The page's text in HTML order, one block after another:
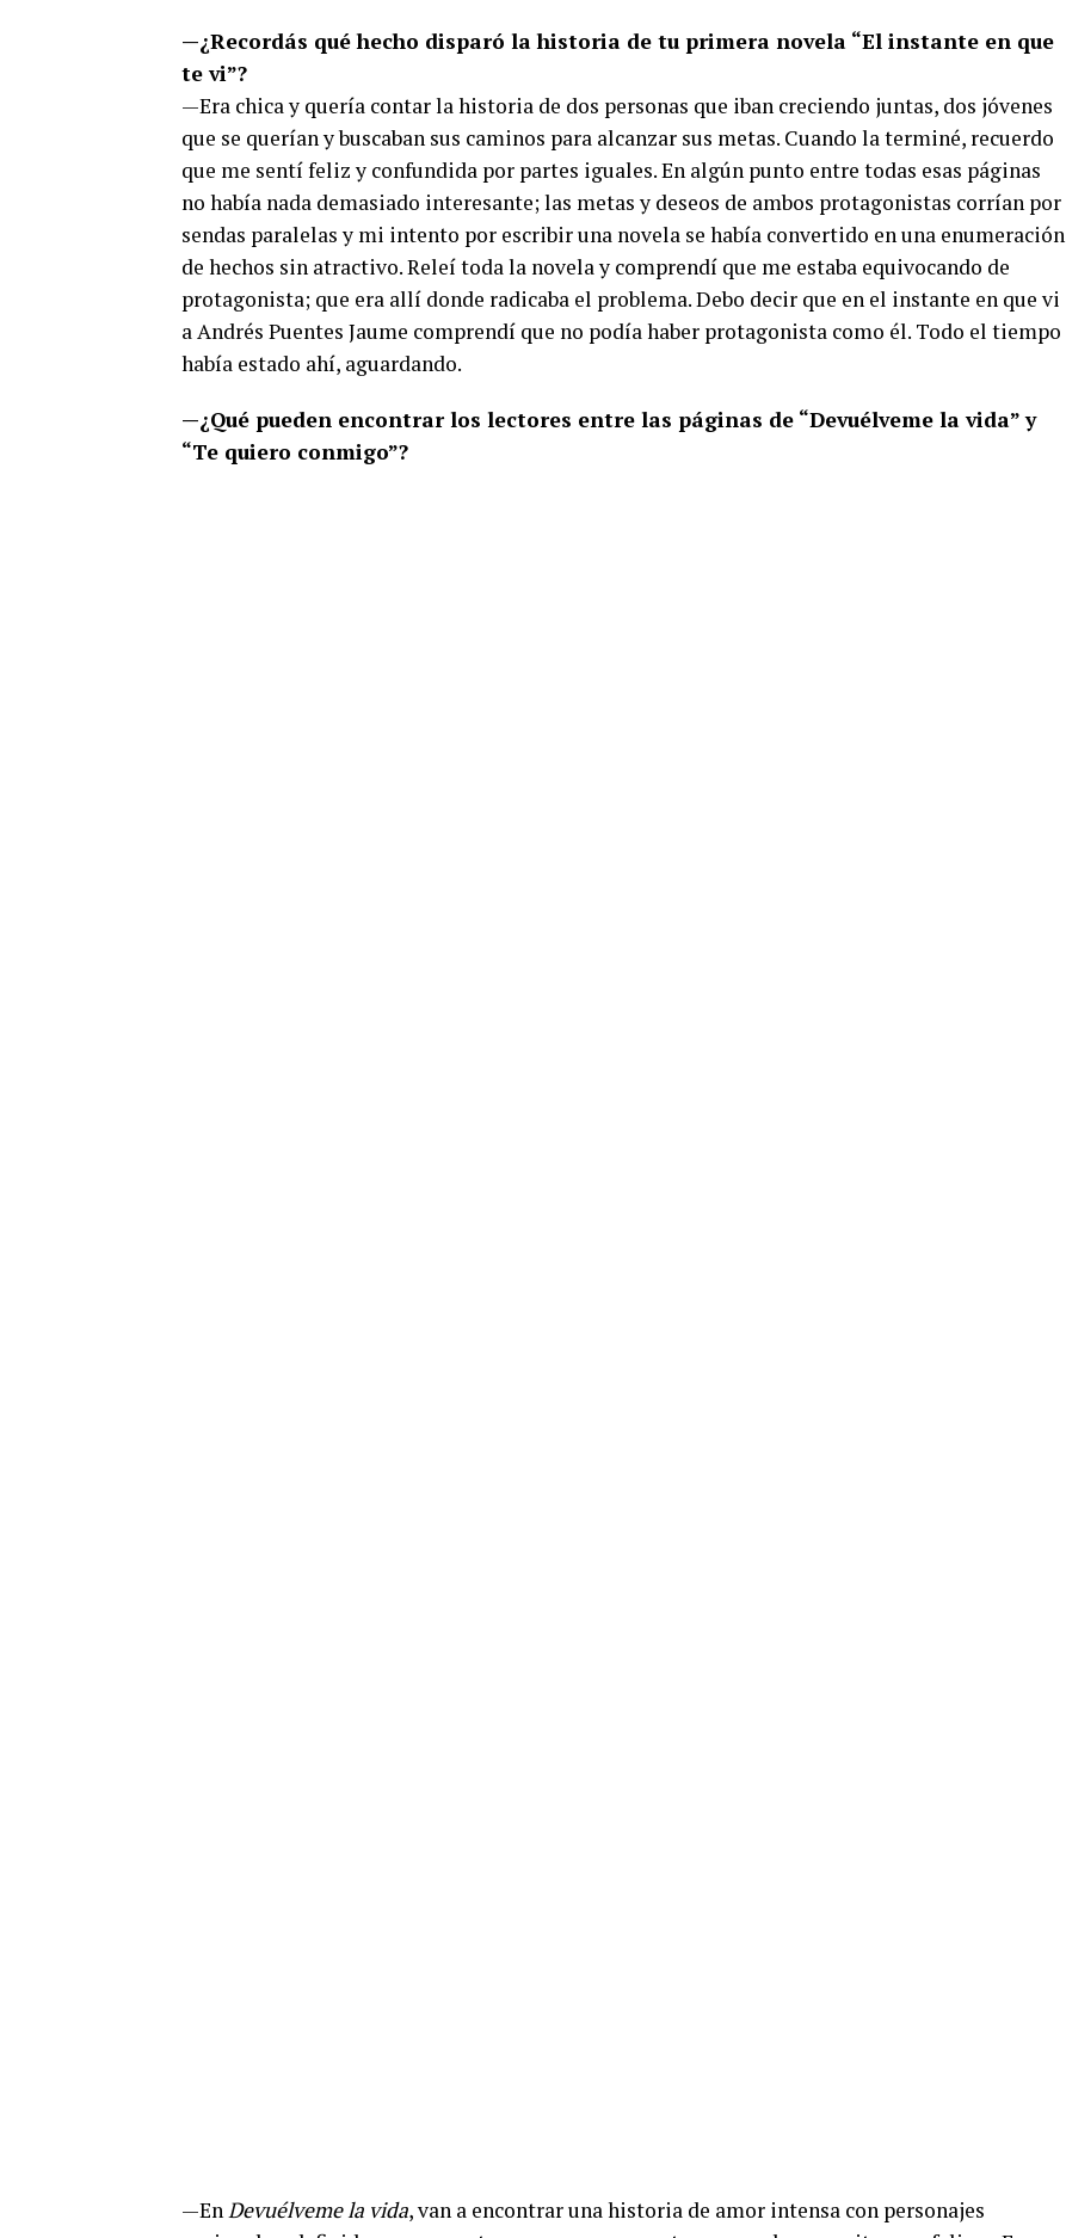
—¿Recordás qué hecho disparó la historia de tu primera novela “El instante en que
te vi”?
—Era chica y quería contar la historia de dos personas que iban creciendo juntas, dos jóvenes
que se querían y buscaban sus caminos para alcanzar sus metas. Cuando la terminé, recuerdo
que me sentí feliz y confundida por partes iguales. En algún punto entre todas esas páginas
no había nada demasiado interesante; las metas y deseos de ambos protagonistas corrían por
sendas paralelas y mi intento por escribir una novela se había convertido en una enumeración
de hechos sin atractivo. Releí toda la novela y comprendí que me estaba equivocando de
protagonista; que era allí donde radicaba el problema. Debo decir que en el instante en que vi
a Andrés Puentes Jaume comprendí que no podía haber protagonista como él. Todo el tiempo
había estado ahí, aguardando.
—¿Qué pueden encontrar los lectores entre las páginas de “Devuélveme la vida” y
“Te quiero conmigo”?
—EnDevuélveme la vida, van a encontrar una historia de amor intensa con personajes